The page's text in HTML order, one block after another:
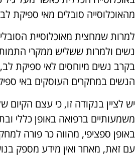
מהאוכלוסייה סובלים מאי ספיקת
למרות שמחצית מאוכלוסיית
נשים ולמרות ששליש ממקרי
בקרב נשים מיוחסים לאי ספיקת לב,
הנשים במחקרים העוסקים באי
יש לציין בנקודה זו, כי עצם הקיום
משמעותיים ברפואה באופן כללי
באופן ספציפי, מהווה כר פורה
עם זאת, מאחר ואין מידע מספק